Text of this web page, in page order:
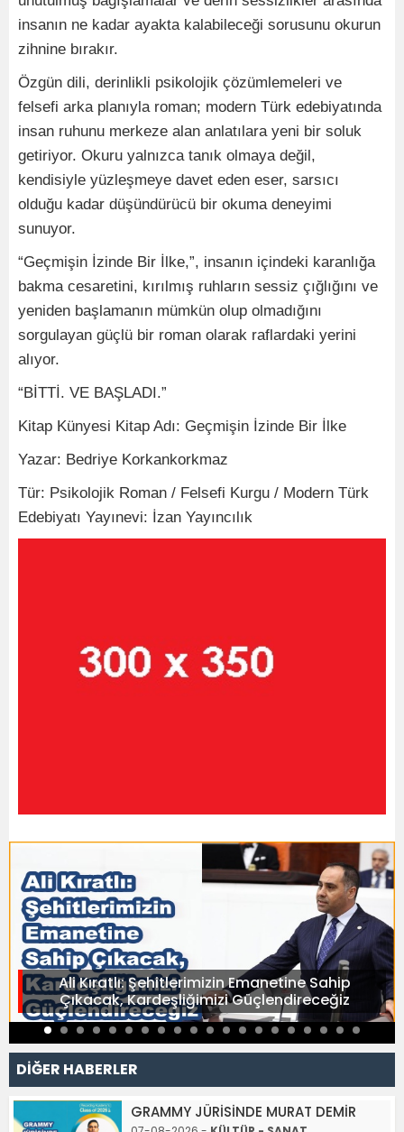
insanın ne kadar ayakta kalabileceği sorusunu okurun
zihnine bırakır.
Özgün dili, derinlikli psikolojik çözümlemeleri ve
felsefi arka planıyla roman; modern Türk edebiyatında
insan ruhunu merkeze alan anlatılara yeni bir soluk
getiriyor. Okuru yalnızca tanık olmaya değil,
kendisiyle yüzleşmeye davet eden eser, sarsıcı
olduğu kadar düşündürücü bir okuma deneyimi
sunuyor.
“Geçmişin İzinde Bir İlke,”, insanın içindeki karanlığa
bakma cesaretini, kırılmış ruhların sessiz çığlığını ve
yeniden başlamanın mümkün olup olmadığını
sorgulayan güçlü bir roman olarak raflardaki yerini
alıyor.
“BİTTİ. VE BAŞLADI.”
Kitap Künyesi Kitap Adı: Geçmişin İzinde Bir İlke
Yazar: Bedriye Korkankorkmaz
Tür: Psikolojik Roman / Felsefi Kurgu / Modern Türk
Edebiyatı Yayınevi: İzan Yayıncılık
Ali Kıratlı: Şehitlerimizin Emanetine Sahip
Çıkacak, Kardeşliğimizi Güçlendireceğiz
DİĞER HABERLER
GRAMMY JÜRİSİNDE MURAT DEMİR